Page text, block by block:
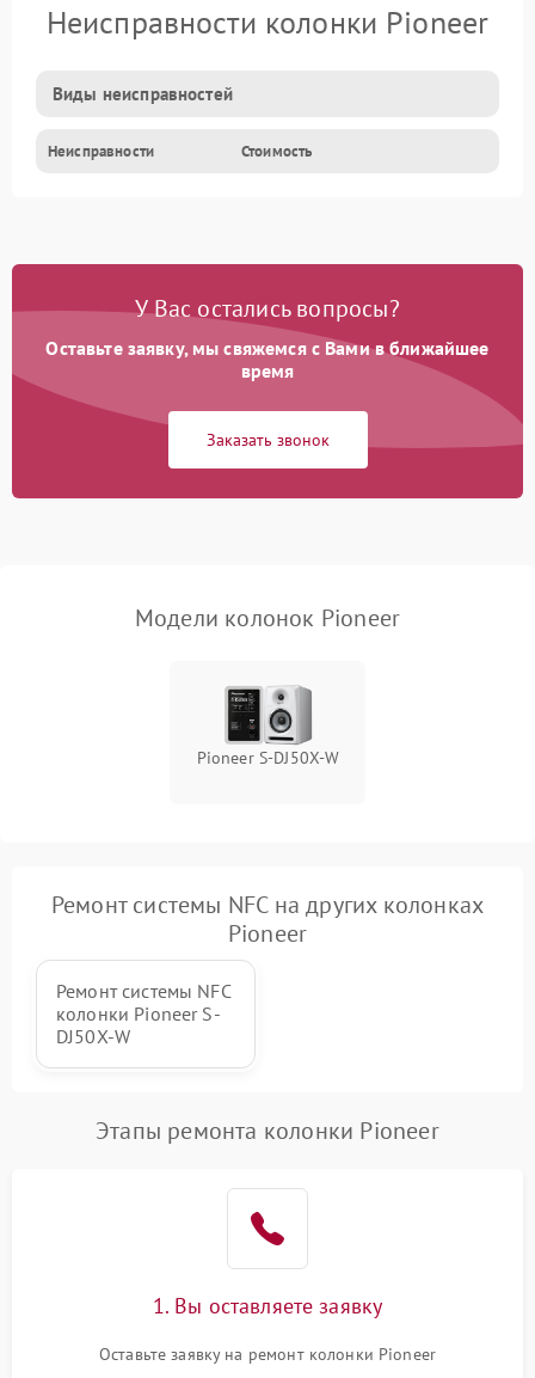
Неисправности колонки Pioneer
Виды неисправностей
Неисправности Стоимость
У Вас остались вопросы?
Оставьте заявку, мы свяжемся с Вами в ближайшее
время
Заказать звонок
Модели колонок Pioneer
Pioneer S-DJ50X-W
Ремонт системы NFC на других колонках
Pioneer
Ремонт системы NFC
колонки Pioneer S-
DJ50X-W
Этапы ремонта колонки Pioneer
1. Вы оставляете заявку
Оставьте заявку на ремонт колонки Pioneer